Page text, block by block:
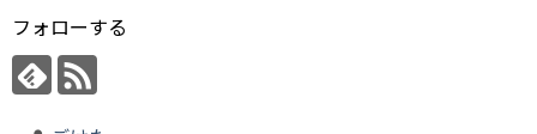
フォローする